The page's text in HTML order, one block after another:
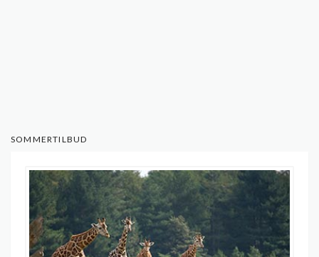
SOMMERTILBUD